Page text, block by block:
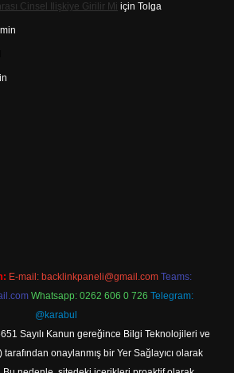
Cinsel Ilişkiye Girilir Mi için Tolga
E-mail: backlinkpaneli@gmail.com Teams:
Whatsapp: 0262 606 0 726 Telegram:
@karabul
Sayılı Kanun gereğince Bilgi Teknolojileri ve
tarafından onaylanmış bir Yer Sağlayıcı olarak